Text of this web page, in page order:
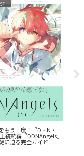
ー
もう一度！『D・N・
統続編『DDNAngels』
に迫る完全ガイド